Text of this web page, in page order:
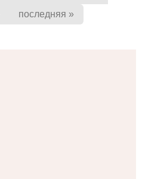
последняя »